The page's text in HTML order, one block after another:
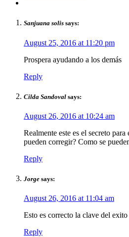
Sanjuana solis says:
August 25, 2016 at 11:20 pm
Prospera ayudando a los demás
Reply
Cilda Sandoval says:
August 26, 2016 at 10:24 am
Realmente este es el secreto
pueden corregir? Como se
Reply
Jorge says:
August 26, 2016 at 11:04 am
Esto es correcto la clave del
Reply